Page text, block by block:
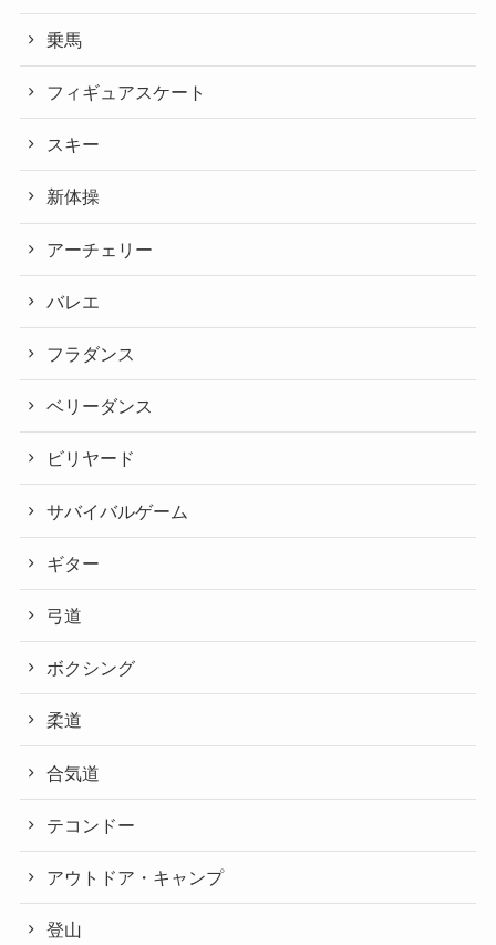
乗馬
フィギュアスケート
スキー
新体操
アーチェリー
バレエ
フラダンス
ベリーダンス
ビリヤード
サバイバルゲーム
ギター
弓道
ボクシング
柔道
合気道
テコンドー
アウトドア・キャンプ
登山